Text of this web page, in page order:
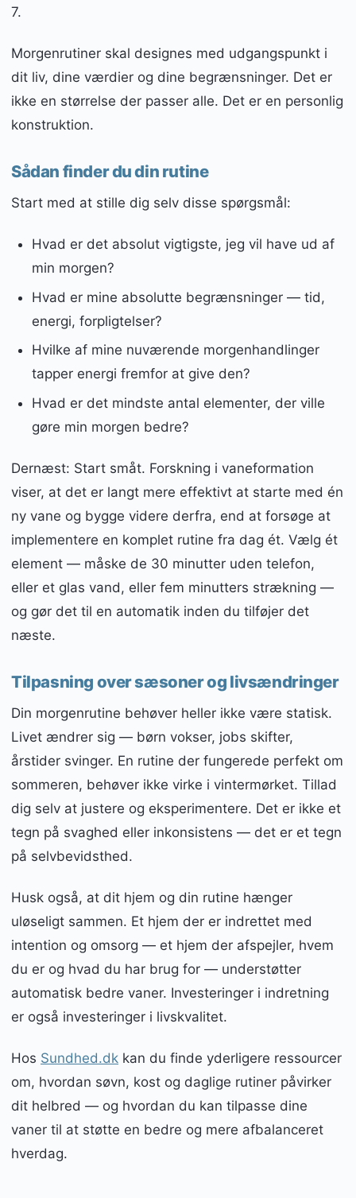
7.
Morgenrutiner skal designes med udgangspunkt i
dit liv, dine værdier og dine begrænsninger. Det er
ikke en størrelse der passer alle. Det er en personlig
konstruktion.
Sådan finder du din rutine
Start med at stille dig selv disse spørgsmål:
Hvad er det absolut vigtigste, jeg vil have ud af
min morgen?
Hvad er mine absolutte begrænsninger — tid,
energi, forpligtelser?
Hvilke af mine nuværende morgenhandlinger
tapper energi fremfor at give den?
Hvad er det mindste antal elementer, der ville
gøre min morgen bedre?
Dernæst: Start småt. Forskning i vaneformation
viser, at det er langt mere effektivt at starte med én
ny vane og bygge videre derfra, end at forsøge at
implementere en komplet rutine fra dag ét. Vælg ét
element — måske de 30 minutter uden telefon,
eller et glas vand, eller fem minutters strækning —
og gør det til en automatik inden du tilføjer det
næste.
Tilpasning over sæsoner og livsændringer
Din morgenrutine behøver heller ikke være statisk.
Livet ændrer sig — børn vokser, jobs skifter,
årstider svinger. En rutine der fungerede perfekt om
sommeren, behøver ikke virke i vintermørket. Tillad
dig selv at justere og eksperimentere. Det er ikke et
tegn på svaghed eller inkonsistens — det er et tegn
på selvbevidsthed.
Husk også, at dit hjem og din rutine hænger
uløseligt sammen. Et hjem der er indrettet med
intention og omsorg — et hjem der afspejler, hvem
du er og hvad du har brug for — understøtter
automatisk bedre vaner. Investeringer i indretning
er også investeringer i livskvalitet.
Hos Sundhed.dk kan du finde yderligere ressourcer
om, hvordan søvn, kost og daglige rutiner påvirker
dit helbred — og hvordan du kan tilpasse dine
vaner til at støtte en bedre og mere afbalanceret
hverdag.